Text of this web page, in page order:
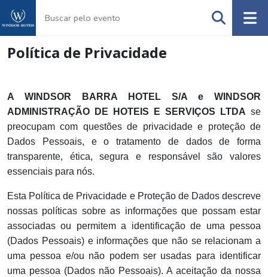
Política de Privacidade
A WINDSOR BARRA HOTEL S/A e WINDSOR
ADMINISTRAÇÃO DE HOTEIS E SERVIÇOS LTDA se
preocupam com questões de privacidade e proteção de
Dados Pessoais, e o tratamento de dados de forma
transparente, ética, segura e responsável são valores
essenciais para nós.
Esta Política de Privacidade e Proteção de Dados descreve
nossas políticas sobre as informações que possam estar
associadas ou permitem a identificação de uma pessoa
(Dados Pessoais) e informações que não se relacionam a
uma pessoa e/ou não podem ser usadas para identificar
uma pessoa (Dados não Pessoais). A aceitação da nossa